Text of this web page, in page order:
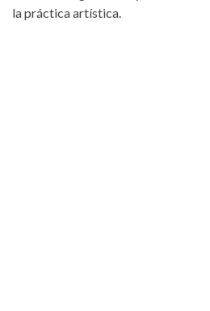
la práctica artística.